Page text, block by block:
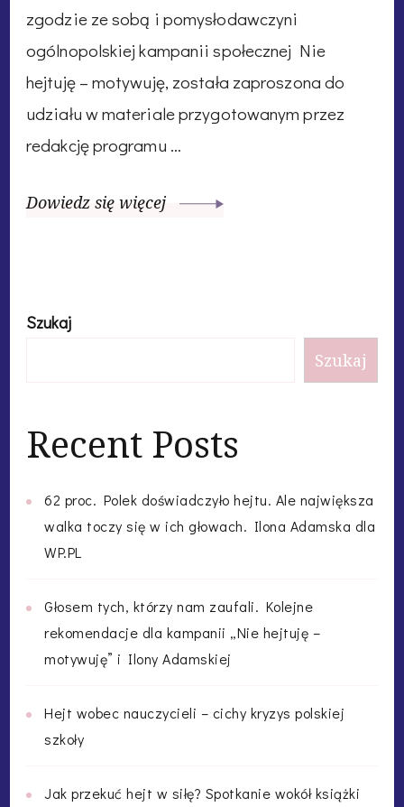
zgodzie ze sobą i pomysłodawczyni
ogólnopolskiej kampanii społecznej Nie
hejtuję – motywuję, została zaproszona do
udziału w materiale przygotowanym przez
redakcję programu …
Dowiedz się więcej
Szukaj
Szukaj
Recent Posts
62 proc. Polek doświadczyło hejtu. Ale największa
walka toczy się w ich głowach. Ilona Adamska dla
WP.PL
Głosem tych, którzy nam zaufali. Kolejne
rekomendacje dla kampanii „Nie hejtuję –
motywuję” i Ilony Adamskiej
Hejt wobec nauczycieli – cichy kryzys polskiej
szkoły
Jak przekuć hejt w siłę? Spotkanie wokół książki